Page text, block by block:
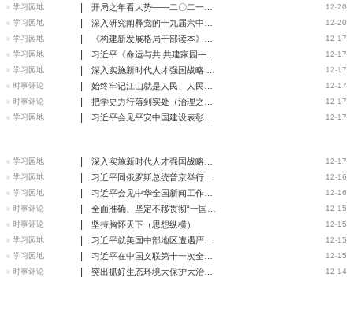
12-20
学习园地 |
12-20
学习园地 |
12-17
学习园地 |
12-17
学习园地 |
12-17
学习园地 |
12-17
时事评论 |
12-17
时事评论 |
12-17
学习园地 |
12-17
学习园地 |
12-16
学习园地 |
12-16
学习园地 |
12-15
时事评论 |
12-15
时事评论 | 坚持胸怀天下（思想纵横）
12-15
学习园地 |
12-15
学习园地 |
12-14
时事评论 |